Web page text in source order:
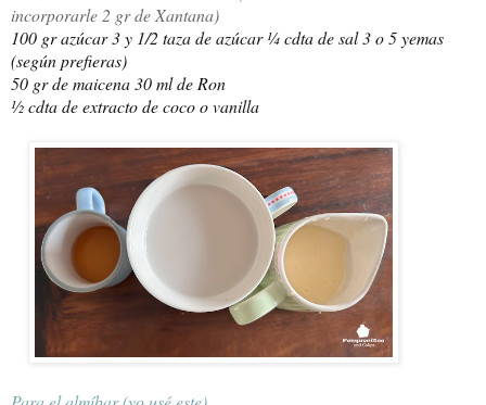
incorporarle 2 gr de Xantana)
100 gr azúcar 3 y 1/2 taza de azúcar ¼ cdta de sal 3o 5 yemas
(según prefieras)
50 gr de maicena30 ml de Ron
½ cdta de extracto de coco o vanilla